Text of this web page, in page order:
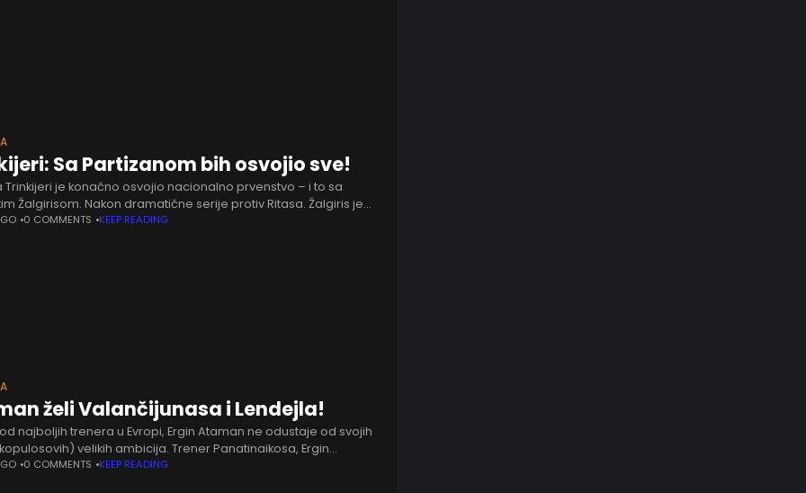
Sa Partizanom bih osvojio sve!
Trinkijeri je konačno osvojio nacionalno prvenstvo – i to sa
Žalgirisom. Nakon dramatične serije protiv Ritasa. Žalgiris je
3:2 i postao šampion Litvanije, a italijanski stručnjak
0 COMMENTS KEEP READING
želi Valančijunasa i Lendejla!
najboljih trenera u Evropi, Ergin Ataman ne odustaje od svojih
velikih ambicija. Trener Panatinaikosa, Ergin
poslao je vlasniku kluba Dimitrisu Janakopulosu ambiciozan
0 COMMENTS KEEP READING